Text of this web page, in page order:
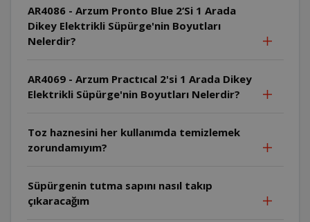
AR4086 - Arzum Pronto Blue 2‘Si 1 Arada
Dikey Elektrikli Süpürge'nin Boyutları
Nelerdir?
AR4069 - Arzum Practıcal 2'si 1 Arada Dikey
Elektrikli Süpürge'nin Boyutları Nelerdir?
Toz haznesini her kullanımda temizlemek
zorundamıyım?
Süpürgenin tutma sapını nasıl takıp
çıkaracağım